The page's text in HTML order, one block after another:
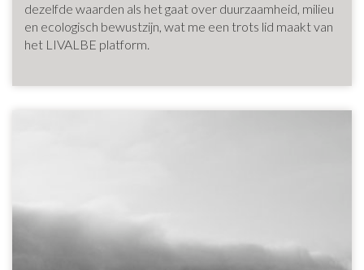
dezelfde waarden als het gaat over duurzaamheid, milieu
en ecologisch bewustzijn, wat me een trots lid maakt van
het LIVALBE platform.